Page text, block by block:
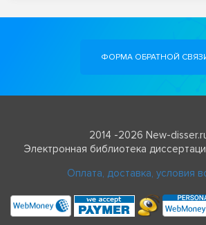
ФОРМА ОБРАТНОЙ
2014 -2026 New-
Электронная библиотека
Оплата, доставка, условия